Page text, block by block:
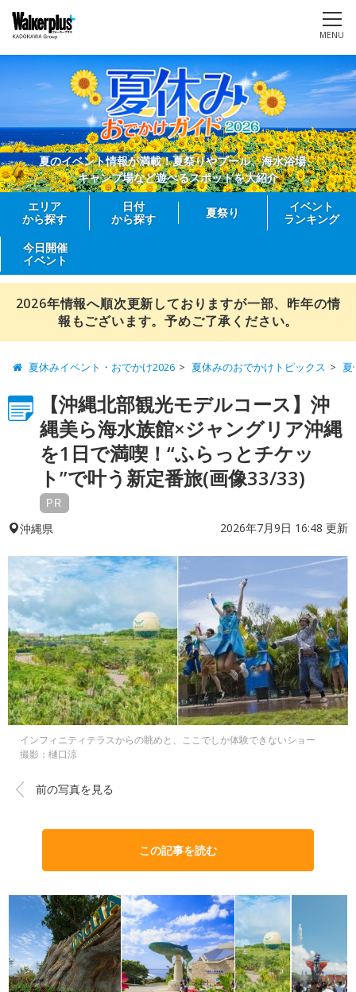
MENU
夏のイベント情報が満載！夏祭りやプール、海水浴場、
キャンプ場など遊べるスポットを大紹介
エリア
から探す
日付
から探す
夏祭り
イベント
ランキング
今日開催
イベント
2026年情報へ順次更新しておりますが一部、昨年の情
報もございます。予めご了承ください。
夏休みイベント・おでかけ2026 夏休みのおでかけトピックス 夏
【沖縄北部観光モデルコース】沖
縄美ら海水族館×ジャングリア沖縄
を1日で満喫！“ふらっとチケッ
ト”で叶う新定番旅(画像33/33)
PR
沖縄県 2026年7月9日 16:48 更新
インフィニティテラスからの眺めと、ここでしか体験できないショー
撮影：樋口涼
前の写真を見る
この記事を読む